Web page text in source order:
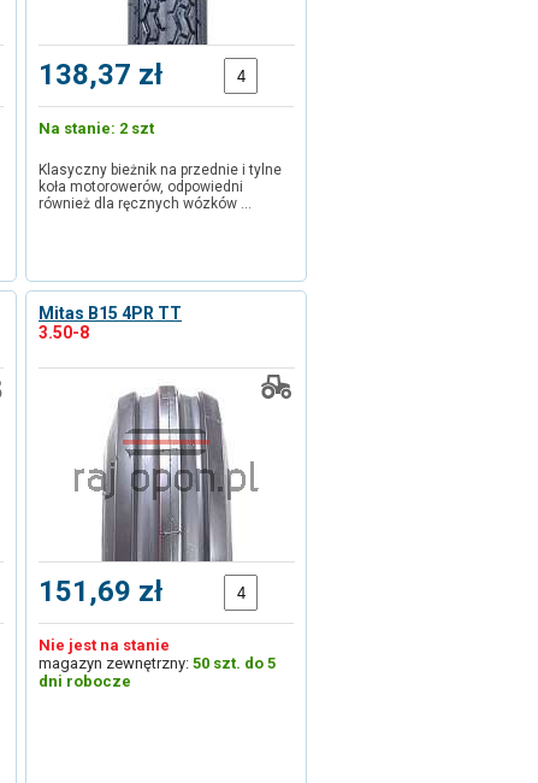
138,37 zł
Na stanie: 2 szt
Klasyczny bieżnik na przednie i tylne
koła motorowerów, odpowiedni
również dla ręcznych wózków …
Mitas B15 4PR TT
3.50-8
151,69 zł
Nie jest na stanie
magazyn zewnętrzny: 50 szt. do 5
dni robocze